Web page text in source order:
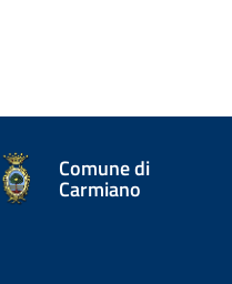
Comune di
Carmiano